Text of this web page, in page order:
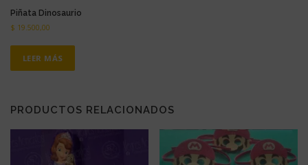
Piñata Dinosaurio
$ 19.500,00
LEER MÁS
PRODUCTOS RELACIONADOS